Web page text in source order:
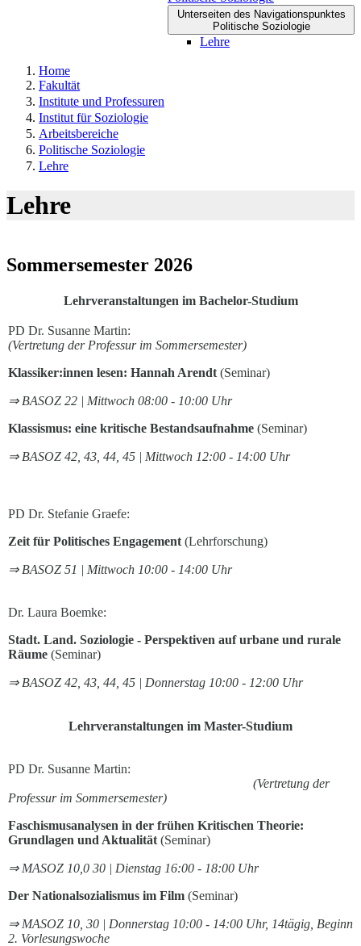
Unterseiten des Navigationspunktes
Politische Soziologie
Lehre
Home
Fakultät
Institute und Professuren
Institut für Soziologie
Arbeitsbereiche
Politische Soziologie
Lehre
Lehre
Sommersemester 2026
Lehrveranstaltungen im Bachelor-Studium
PD Dr. Susanne Martin:
(Vertretung der Professur im Sommersemester)
Klassiker:innen lesen: Hannah Arendt (Seminar)
⇒ BASOZ 22 | Mittwoch 08:00 - 10:00 Uhr
Klassismus: eine kritische Bestandsaufnahme (Seminar)
⇒ BASOZ 42, 43, 44, 45 | Mittwoch 12:00 - 14:00 Uhr
PD Dr. Stefanie Graefe:
Zeit für Politisches Engagement (Lehrforschung)
⇒ BASOZ 51 | Mittwoch 10:00 - 14:00 Uhr
Dr. Laura Boemke:
Stadt. Land. Soziologie - Perspektiven auf urbane und rurale
Räume (Seminar)
⇒ BASOZ 42, 43, 44, 45 | Donnerstag 10:00 - 12:00 Uhr
Lehrveranstaltungen im Master-Studium
PD Dr. Susanne Martin:
(Vertretung der
Professur im Sommersemester)
Faschismusanalysen in der frühen Kritischen Theorie:
Grundlagen und Aktualität (Seminar)
⇒ MASOZ 10,0 30 | Dienstag 16:00 - 18:00 Uhr
Der Nationalsozialismus im Film (Seminar)
⇒ MASOZ 10, 30 | Donnerstag 10:00 - 14:00 Uhr, 14tägig, Beginn
2. Vorlesungswoche